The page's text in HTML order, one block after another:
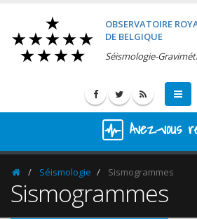
OBSERVATOIRE
DE BELGIQUE
Séismologie-
Avez-vous
HomepageSéismologie Sismogrammes
Sismogrammes